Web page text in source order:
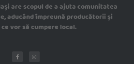
are scopul de a ajuta comunitatea
aducând împreună producătorii și
vor să cumpere local.